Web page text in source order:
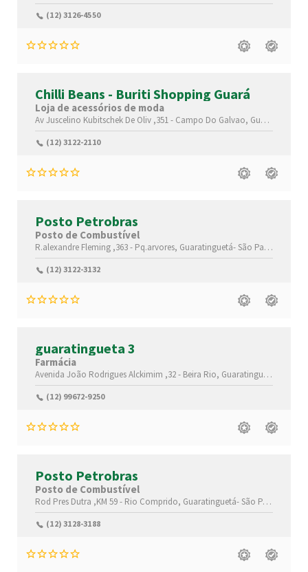
(12) 3126-4550
Chilli Beans - Buriti Shopping Guará
Loja de acessórios de moda
Av Juscelino Kubitschek De Oliv ,351 - Campo Do Galvao, Guaratinguetá-
(12) 3122-2110
Posto Petrobras
Posto de Combustível
R.alexandre Fleming ,363 - Pq.arvores, Guaratinguetá-São Paulo(SP)
(12) 3122-3132
guaratingueta 3
Farmácia
Avenida João Rodrigues Alckimim ,32 - Beira Rio, Guaratinguetá-
(12) 99672-9250
Posto Petrobras
Posto de Combustível
Rod Pres Dutra ,KM 59 - Rio Comprido, Guaratinguetá-São Paulo(SP)
(12) 3128-3188